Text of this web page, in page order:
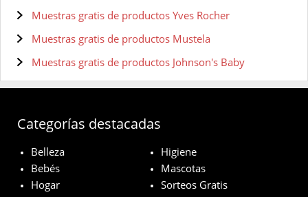
Muestras gratis de productos Yves Rocher
Muestras gratis de productos Mustela
Muestras gratis de productos Johnson's Baby
Categorías destacadas
Belleza
Higiene
Bebés
Mascotas
Hogar
Sorteos Gratis